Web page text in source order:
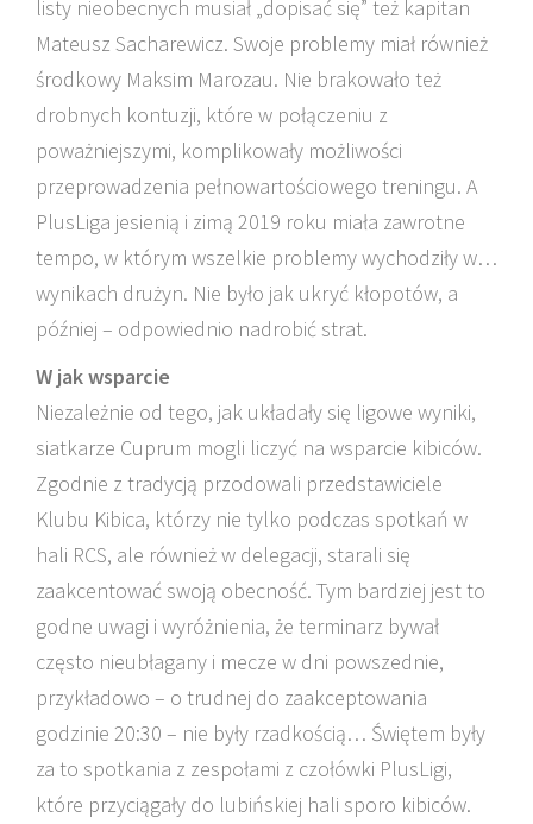
listy nieobecnych musiał „dopisać się” też kapitan
Mateusz Sacharewicz. Swoje problemy miał również
środkowy Maksim Marozau. Nie brakowało też
drobnych kontuzji, które w połączeniu z
poważniejszymi, komplikowały możliwości
przeprowadzenia pełnowartościowego treningu. A
PlusLiga jesienią i zimą 2019 roku miała zawrotne
tempo, w którym wszelkie problemy wychodziły w…
wynikach drużyn. Nie było jak ukryć kłopotów, a
później – odpowiednio nadrobić strat.
W jak wsparcie
Niezależnie od tego, jak układały się ligowe wyniki,
siatkarze Cuprum mogli liczyć na wsparcie kibiców.
Zgodnie z tradycją przodowali przedstawiciele
Klubu Kibica, którzy nie tylko podczas spotkań w
hali RCS, ale również w delegacji, starali się
zaakcentować swoją obecność. Tym bardziej jest to
godne uwagi i wyróżnienia, że terminarz bywał
często nieubłagany i mecze w dni powszednie,
przykładowo – o trudnej do zaakceptowania
godzinie 20:30 – nie były rzadkością… Świętem były
za to spotkania z zespołami z czołówki PlusLigi,
które przyciągały do lubińskiej hali sporo kibiców.